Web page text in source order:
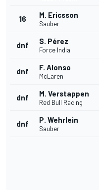
16 M. Ericsson
Sauber
dnf S. Pérez
Force India
dnf F. Alonso
McLaren
dnf M. Verstappen
Red Bull Racing
dnf P. Wehrlein
Sauber